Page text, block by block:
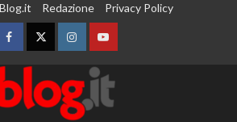
Redazione Privacy Policy
FacebookTwitterInstagramYouTube